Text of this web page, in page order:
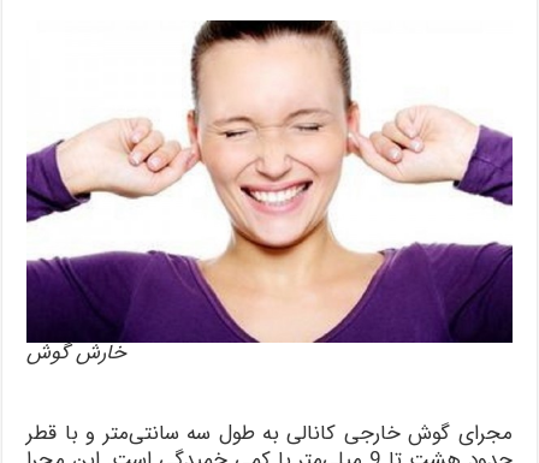
خارش گوش
مجرای گوش خارجی کانالی به طول سه سانتی‌متر و با قطر